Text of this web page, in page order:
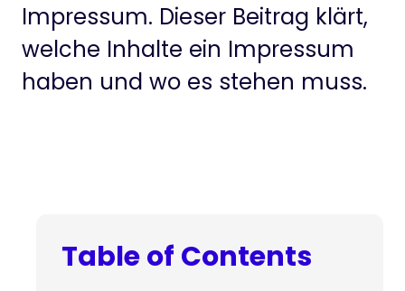
Impressum. Dieser Beitrag klärt,
welche Inhalte ein Impressum
haben und wo es stehen muss.
Table of Contents